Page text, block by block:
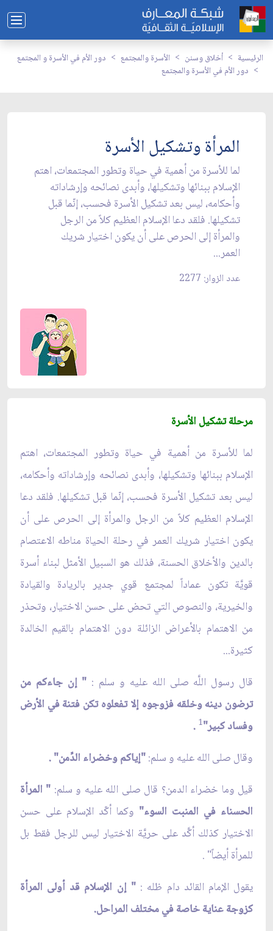
الرئيسية أخلاق وسنن الأسرة والمجتمع
دور الأم في الأسرة و المجتمع
دور الأم في الأسرة والمجتمع
المرأة وتشكيل الأسرة
لما للأسرة من أهمية في حياة وتطور المجتمعات، اهتم
الإسلام ببنائها وتشكيلها، وأبدى نصائحه وإرشاداته
وأحكامه، ليس بعد تشكيل الأسرة فحسب، إنّما قبل
تشكيلها. فلقد دعا الإسلام العظيم كلاً من الرجل
والمرأة إلى الحرص على أن يكون اختيار شريك
العمر...
عدد الزوار: 2277
مرحلة تشكيل الأسرة
لما للأسرة من أهمية في حياة وتطور المجتمعات، اهتم
الإسلام ببنائها وتشكيلها، وأبدى نصائحه وإرشاداته وأحكامه،
ليس بعد تشكيل الأسرة فحسب، إنّما قبل تشكيلها. فلقد دعا
الإسلام العظيم كلاً من الرجل والمرأة إلى الحرص على أن
يكون اختيار شريك العمر في رحلة الحياة مناطه الاعتصام
بالدين والأخلاق الحسنة، فذلك هو السبيل الأمثل لبناء أسرة
قويَّة تكون عماداً لمجتمع قوي جدير بالريادة والقيادة
والخيرية، والنصوص التي تحض على حسن الاختيار، وتحذر
من الاهتمام بالأعراض الزائلة دون الاهتمام بالقيم الخالدة
كثيرة...
قال رسول اللَّه صلى الله عليه و سلم : " إن جاءكم من
ترضون دينه وخلقه فزوجوه إلا تفعلوه تكن فتنة في الأرض
وفساد كبير"1
.
وقال صلى الله عليه و سلم:"إياكم وخضراء الدِّمن" .
قيل وما خضراء الدمن؟ قال صلى الله عليه و سلم: " المرأة
الحسناء في المنبت السوء" وكما أكّد الإسلام على حسن
الاختيار كذلك أكَّد على حريَّة الاختيار ليس للرجل فقط بل
للمرأة أيضاً" .
يقول الإمام القائد دام ظله :" إن الإسلام قد أولى المرأة
كزوجة عناية خاصة في مختلف المراحل.